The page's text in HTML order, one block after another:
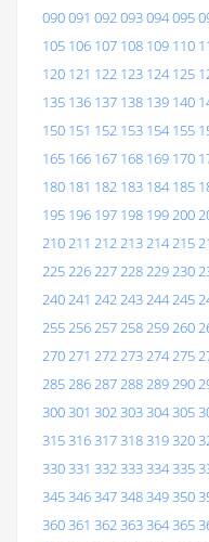
090091 092093094095
105 106 107 108 109 110
120 121 122 123 124 125
135 136 137 138 139 140
150 151 152 153 154 155
165 166 167 168 169 170
180 181 182 183 184 185
195 196 197 198 199200
210211 212213214215
225226227228229230
240241 242243244245
255256257258259260
270271 272273274275
285286287288289290
300301 302303304305
315316317318319320
330331 332333334335
345346347348349350
360361 362363364365